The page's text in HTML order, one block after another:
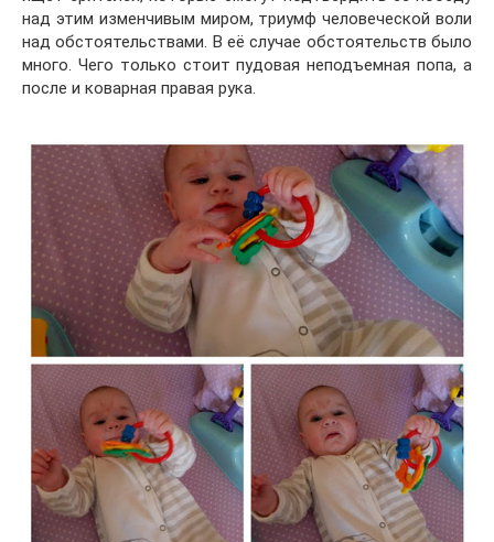
над этим изменчивым миром, триумф человеческой воли
над обстоятельствами. В её случае обстоятельств было
много. Чего только стоит пудовая неподъемная попа, а
после и коварная правая рука.